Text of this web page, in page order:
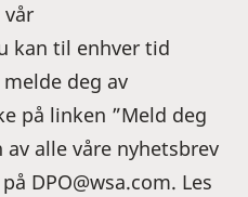
vår
kan til enhver tid
deg av
på linken ”Meld deg
alle våre nyhetsbrev
DPO@wsa.com. Les